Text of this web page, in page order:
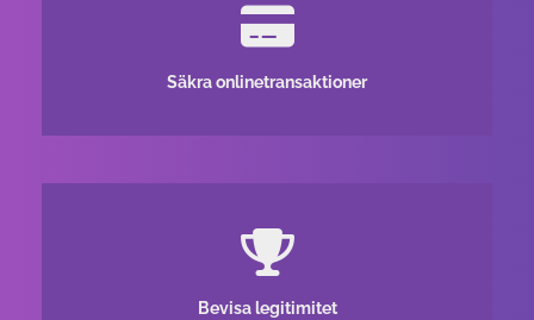
Säkra onlinetransaktioner
Bevisa legitimitet